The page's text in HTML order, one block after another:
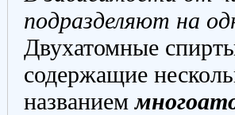
подразделяют на
Двухатомные
содержащие
названием